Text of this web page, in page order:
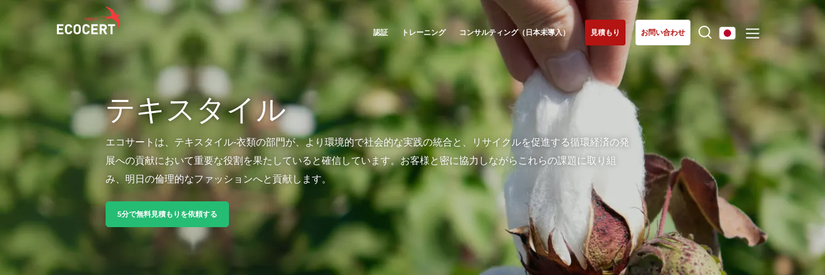
認証 トレーニング コンサルティング（日本未導入） 見積もり お問い合わせ
認証
トレーニング
エコサート
エコサートについて
キャリア
当社のCSRへの取り組み
当社のサービスを通じて行動する
チームとともに前進する
環境のために尽力する
当社のエコシステムによる革新
エコサートの各部門
農業・食品
テキスタイル
森林認証（日本未導入）
ホームケア製品
丈夫な素材
エコサートの専門知識
フェアトレード（日本未導入）
サステイナブル農業（日本未導入）
品質とフードセーフティ（日本未導入）
企業の社会的責任: CSR（日本未導入）
生物多様性と気候変動（日本未導入）
環境に関する主張
グローバル
(スペイン語)
(フランス語)
Global (英語)
アフリカ
チュニジア (フランス語)
南アフリカ
アジア
インド (英語)
アメリカ
アメリカ合衆国 (英語)
アルゼンチン (スペイン語)
カナダ (フランス語)
カナダ (英語)
コロンビア (スペイン語)
ブラジル (ポルトガル語)
ペルー (スペイン語)
メキシコ (スペイン語)
ヨーロッパ
(イタリア語)
(ドイツ語)
スペイン (スペイン語)
セルビア (セルビア語)
トルコ (トルコ語)
ドイツ (ドイツ語)
フランス (フランス語)
ポルトガル (ポルトガル語)
ルーマニア (ルーマニア語)
テキスタイル
エコサートは、テキスタイル-衣類の部門が、より環境的で社会的な実践の統合と、リサイクルを促進する循環経済の発
展への貢献において重要な役割を果たしていると確信しています。お客様と密に協力しながらこれらの課題に取り組
み、明日の倫理的なファッションへと貢献します。
5分で無料見積もりを依頼する